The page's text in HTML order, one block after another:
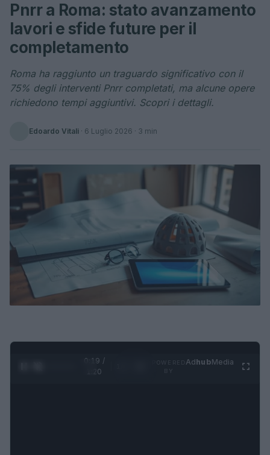
Pnrr a Roma: stato avanzamento
lavori e sfide future per il
completamento
Roma ha raggiunto un traguardo significativo con il
75% degli interventi Pnrr completati, ma alcune opere
richiedono tempi aggiuntivi. Scopri i dettagli.
Edoardo Vitali · 6 Luglio 2026 · 3 min
0:20 /
1:20
AdhubMedia